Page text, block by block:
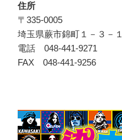
住所
〒335-0005
埼玉県蕨市錦町１－３－１
電話 048-441-9271
FAX 048-441-9256